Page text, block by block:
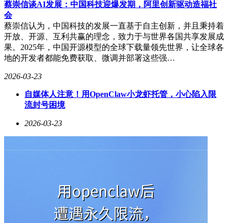
蔡崇信谈AI发展：中国科技迎爆发期，阿里创新驱动造福社
会
蔡崇信认为，中国科技的发展一直基于自主创新，并且秉持着
开放、开源、互利共赢的理念，致力于与世界各国共享发展成
果。2025年，中国开源模型的全球下载量领先世界，让全球各
地的开发者都能免费获取、微调并部署这些强…
2026-03-23
自媒体人注意！用OpenClaw小龙虾托管，小心陷入限
流封号困境
2026-03-23